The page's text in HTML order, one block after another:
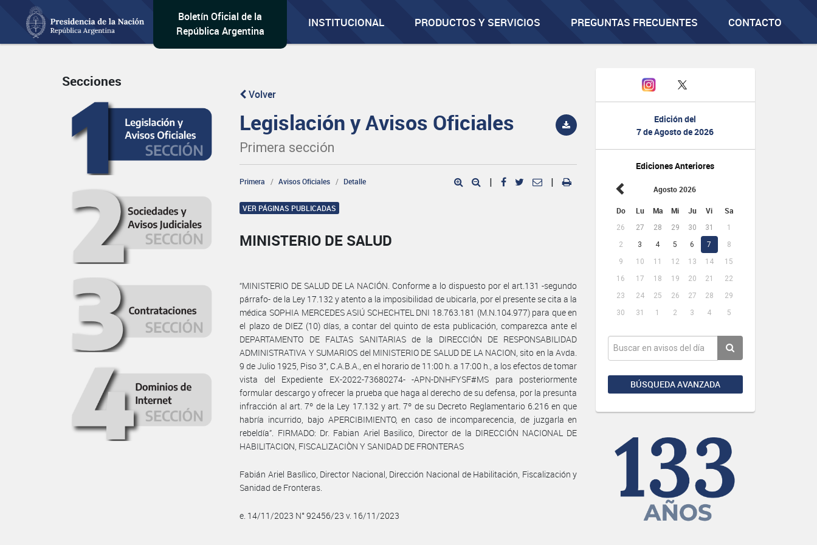
Boletín Oficial de la
República Argentina
INSTITUCIONAL PRODUCTOS Y SERVICIOS PREGUNTAS FRECUENTES CONTACTO
Edición del
7 de Agosto de 2026
Ediciones Anteriores
Agosto 2026
Do Lu Ma Mi Ju Vi Sa
26 27 28 29 30 31
1
2
3 4 5 6 7
8
9
10 11 12 13 14
15
16
17 18 19 20 21
22
23
24 25 26 27 28
29
30
31 1 2 3 4 5
BÚSQUEDA AVANZADA
Secciones
Volver
Legislación y Avisos Oficiales
Primera sección
Primera Avisos Oficiales Detalle | |
VER PÁGINAS PUBLICADAS
MINISTERIO DE SALUD
“MINISTERIO DE SALUD DE LA NACIÓN. Conforme a lo dispuesto por el art.131 -segundo
párrafo- de la Ley 17.132 y atento a la imposibilidad de ubicarla, por el presente se cita a la
médica SOPHIA MERCEDES ASIÚ SCHECHTEL DNI 18.763.181 (M.N.104.977) para que en
el plazo de DIEZ (10) días, a contar del quinto de esta publicación, comparezca ante el
DEPARTAMENTO DE FALTAS SANITARIAS de la DIRECCIÓN DE RESPONSABILIDAD
ADMINISTRATIVA Y SUMARIOS del MINISTERIO DE SALUD DE LA NACION, sito en la Avda.
9 de Julio 1925, Piso 3°, C.A.B.A., en el horario de 11:00 h. a 17:00 h., a los efectos de tomar
vista del Expediente EX-2022-73680274- -APN-DNHFYSF#MS para posteriormente
formular descargo y ofrecer la prueba que haga al derecho de su defensa, por la presunta
infracción al art. 7º de la Ley 17.132 y art. 7º de su Decreto Reglamentario 6.216 en que
habría incurrido, bajo APERCIBIMIENTO, en caso de incomparecencia, de juzgarla en
rebeldía”. FIRMADO: Dr. Fabian Ariel Basilico, Director de la DIRECCIÓN NACIONAL DE
HABILITACION, FISCALIZACIÒN Y SANIDAD DE FRONTERAS
Fabián Ariel Basílico, Director Nacional, Dirección Nacional de Habilitación, Fiscalización y
Sanidad de Fronteras.
e. 14/11/2023 N° 92456/23 v. 16/11/2023